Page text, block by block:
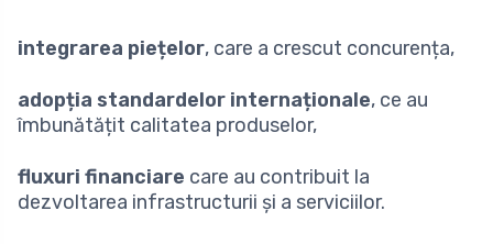
integrarea piețelor, care a crescut concurența,
adopția standardelor internaționale, ce au
îmbunătățit calitatea produselor,
fluxuri financiare care au contribuit la
dezvoltarea infrastructurii și a serviciilor.